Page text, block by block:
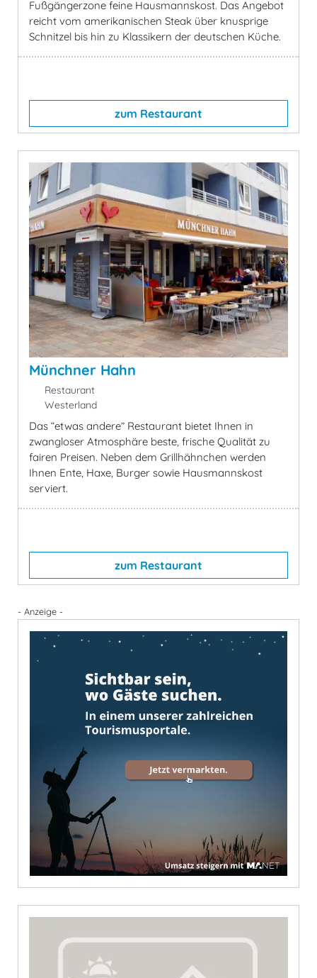
Fußgängerzone feine Hausmannskost. Das Angebot
reicht vom amerikanischen Steak über knusprige
Schnitzel bis hin zu Klassikern der deutschen Küche.
zum Restaurant
Münchner Hahn
Restaurant
Westerland
Das “etwas andere” Restaurant bietet Ihnen in
zwangloser Atmosphäre beste, frische Qualität zu
fairen Preisen. Neben dem Grillhähnchen werden
Ihnen Ente, Haxe, Burger sowie Hausmannskost
serviert.
zum Restaurant
- Anzeige -